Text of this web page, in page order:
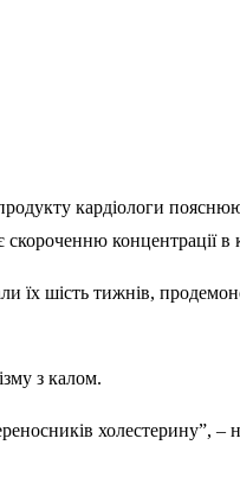
кардіологи
концентрації в
шість тижнів,
з калом.
холестерину”, –